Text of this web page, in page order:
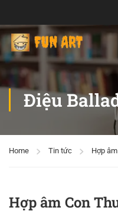
Điệu
Home Tin tức Hợp âm
Hợp âm Con